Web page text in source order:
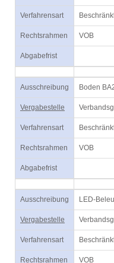
Verfahrensart
Rechtsrahmen VOB
Abgabefrist
Ausschreibung Boden
Vergabestelle
Verfahrensart
Rechtsrahmen VOB
Abgabefrist
Ausschreibung LED-
Vergabestelle
Verfahrensart
Rechtsrahmen VOB